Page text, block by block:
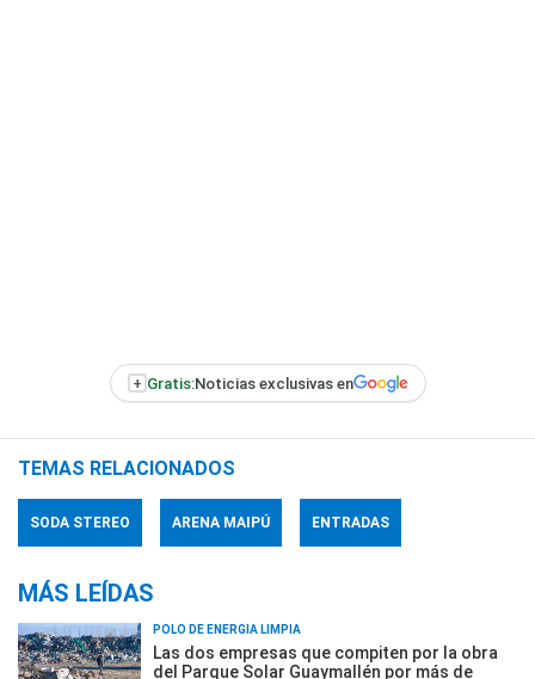
+ Gratis:Noticias exclusivas en
TEMAS RELACIONADOS
SODA STEREO ARENA MAIPÚ ENTRADAS
MÁS LEÍDAS
POLO DE ENERGÍA LIMPIA
Las dos empresas que compiten por la obra
del Parque Solar Guaymallén por más de